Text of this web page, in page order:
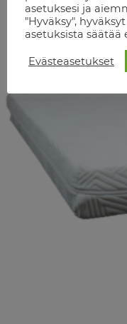
asetuksesi ja
"Hyväksy",
asetuksista säätää
Evästeasetukset